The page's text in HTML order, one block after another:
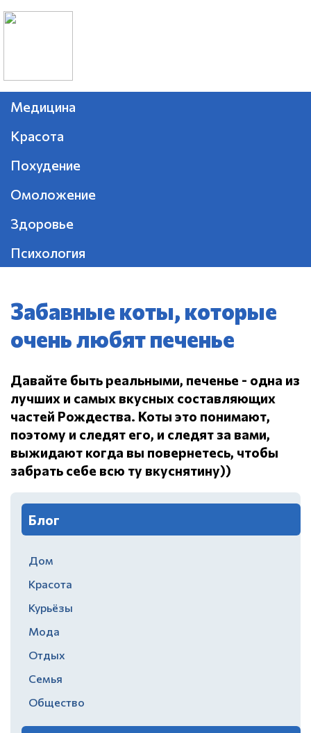
Медицина
Красота
Похудение
Омоложение
Здоровье
Психология
Забавные коты, которые
очень любят печенье
Давайте быть реальными, печенье - одна из
лучших и самых вкусных составляющих
частей Рождества. Коты это понимают,
поэтому и следят его, и следят за вами,
выжидают когда вы повернетесь, чтобы
забрать себе всю ту вкуснятину))
Блог
Дом
Красота
Курьёзы
Мода
Отдых
Семья
Общество